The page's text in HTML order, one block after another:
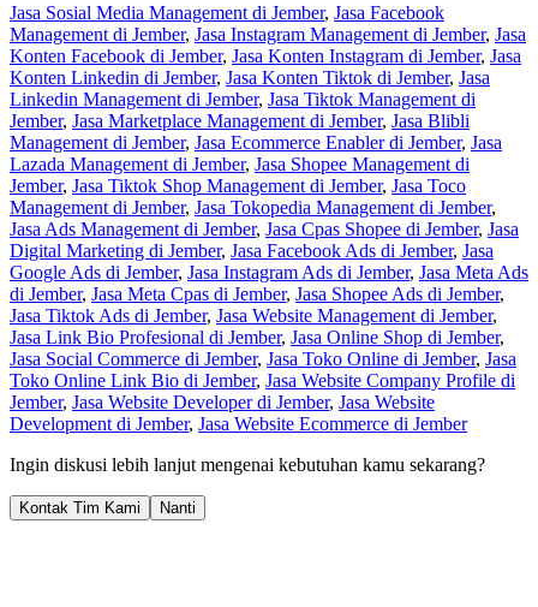
Jasa Sosial Media Management di Jember, Jasa Facebook
Management di Jember, Jasa Instagram Management di Jember, Jasa
Konten Facebook di Jember, Jasa Konten Instagram di Jember, Jasa
Konten Linkedin di Jember, Jasa Konten Tiktok di Jember, Jasa
Linkedin Management di Jember, Jasa Tiktok Management di
Jember, Jasa Marketplace Management di Jember, Jasa Blibli
Management di Jember, Jasa Ecommerce Enabler di Jember, Jasa
Lazada Management di Jember, Jasa Shopee Management di
Jember, Jasa Tiktok Shop Management di Jember, Jasa Toco
Management di Jember, Jasa Tokopedia Management di Jember,
Jasa Ads Management di Jember, Jasa Cpas Shopee di Jember, Jasa
Digital Marketing di Jember, Jasa Facebook Ads di Jember, Jasa
Google Ads di Jember, Jasa Instagram Ads di Jember, Jasa Meta Ads
di Jember, Jasa Meta Cpas di Jember, Jasa Shopee Ads di Jember,
Jasa Tiktok Ads di Jember, Jasa Website Management di Jember,
Jasa Link Bio Profesional di Jember, Jasa Online Shop di Jember,
Jasa Social Commerce di Jember, Jasa Toko Online di Jember, Jasa
Toko Online Link Bio di Jember, Jasa Website Company Profile di
Jember, Jasa Website Developer di Jember, Jasa Website
Development di Jember, Jasa Website Ecommerce di Jember
Ingin diskusi lebih lanjut mengenai kebutuhan kamu sekarang?
Kontak Tim Kami Nanti